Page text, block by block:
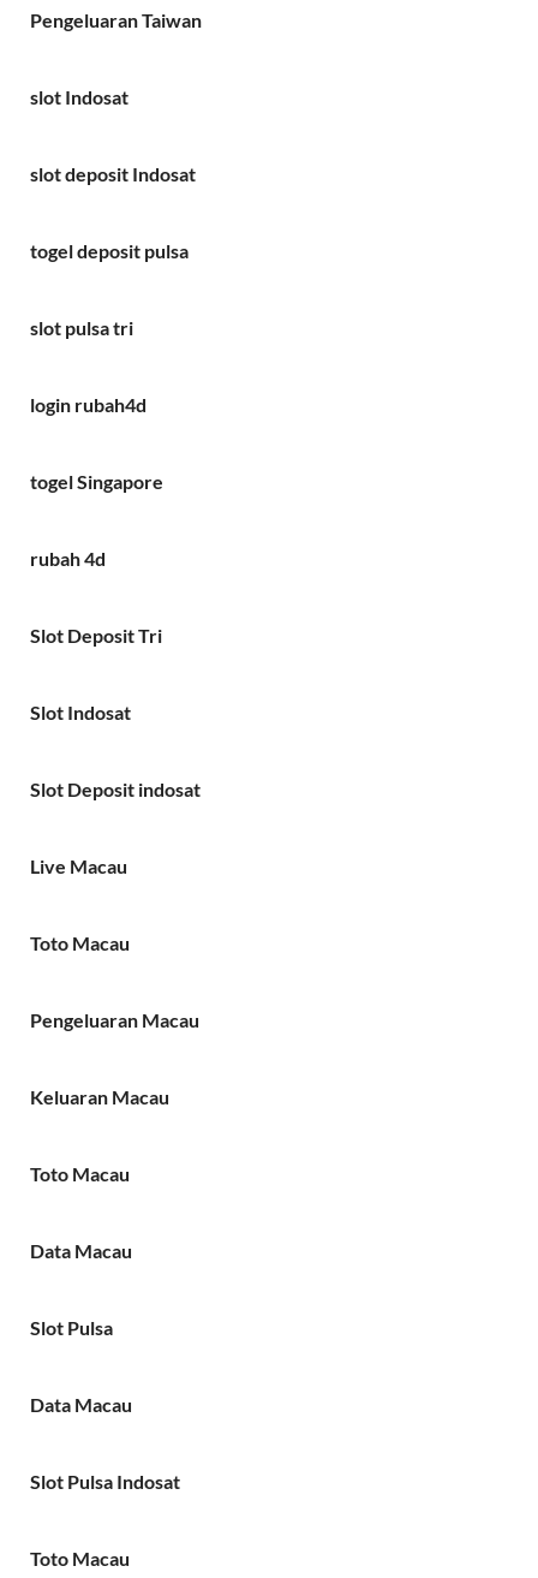
Pengeluaran Taiwan
slot Indosat
slot deposit Indosat
togel deposit pulsa
slot pulsa tri
login rubah4d
togel Singapore
rubah 4d
Slot Deposit Tri
Slot Indosat
Slot Deposit indosat
Live Macau
Toto Macau
Pengeluaran Macau
Keluaran Macau
Toto Macau
Data Macau
Slot Pulsa
Data Macau
Slot Pulsa Indosat
Toto Macau